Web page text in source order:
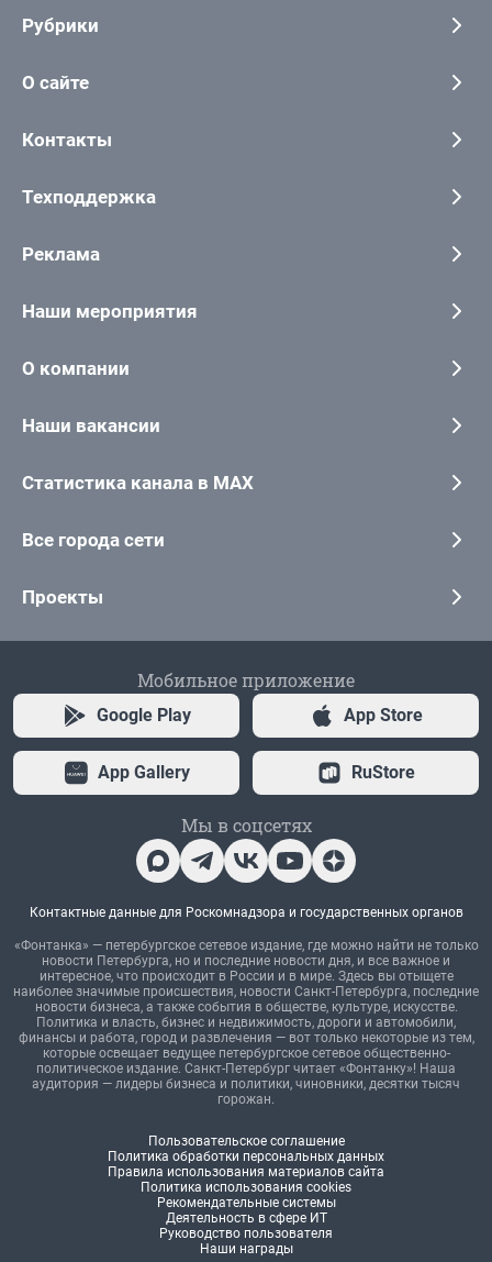
Рубрики
О сайте
Контакты
Техподдержка
Реклама
Наши мероприятия
О компании
Наши вакансии
Статистика канала в MAX
Все города сети
Проекты
Мобильное приложение
Google Play App Store
App Gallery RuStore
Мы в соцсетях
Контактные данные для Роскомнадзора и государственных органов
«Фонтанка» — петербургское сетевое издание, где можно найти не только
новости Петербурга, но и последние новости дня, и все важное и
интересное, что происходит в России и в мире. Здесь вы отыщете
наиболее значимые происшествия, новости Санкт-Петербурга, последние
новости бизнеса, а также события в обществе, культуре, искусстве.
Политика и власть, бизнес и недвижимость, дороги и автомобили,
финансы и работа, город и развлечения — вот только некоторые из тем,
которые освещает ведущее петербургское сетевое общественно-
политическое издание. Санкт-Петербург читает «Фонтанку»! Наша
аудитория — лидеры бизнеса и политики, чиновники, десятки тысяч
горожан.
Пользовательское соглашение
Политика обработки персональных данных
Правила использования материалов сайта
Политика использования cookies
Рекомендательные системы
Деятельность в сфере ИТ
Руководство пользователя
Наши награды